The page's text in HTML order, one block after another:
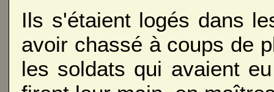
Ils s'étaient logés dans
avoir chassé à coups de
les soldats qui avaient